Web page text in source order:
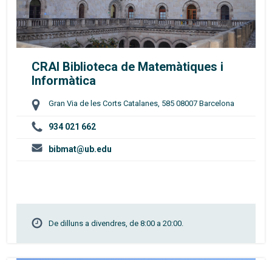
CRAI Biblioteca de Matemàtiques i
Informàtica
Gran Via de les Corts Catalanes, 585 08007 Barcelona
934 021 662
bibmat@ub.edu
De dilluns a divendres, de 8:00 a 20:00.